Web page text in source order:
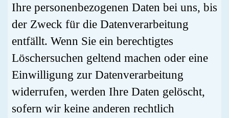
Ihre personenbezogenen Daten bei uns, bis
der Zweck für die Datenverarbeitung
entfällt. Wenn Sie ein berechtigtes
Löschersuchen geltend machen oder eine
Einwilligung zur Datenverarbeitung
widerrufen, werden Ihre Daten gelöscht,
sofern wir keine anderen rechtlich